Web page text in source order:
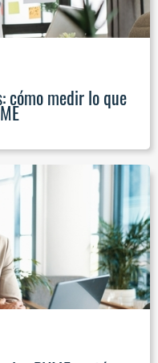
cómo medir lo que